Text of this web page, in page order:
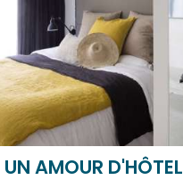
AMOUR D'HÔTEL